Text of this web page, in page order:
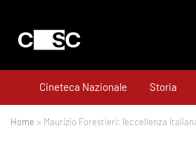
Cineteca Nazionale Storia
Home > Maurizio Forestieri: l’eccellenza